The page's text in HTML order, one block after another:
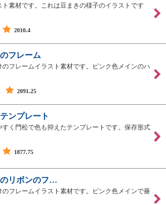
ト素材です。これは豆まきの様子のイラストです
2010.4
フレーム
のフレームイラスト素材です。ピンク色メインのハ
2091.25
ンプレート
すく門松で色も抑えたテンプレートです。保存形式
1877.75
リボンのフ…
のフレームイラスト素材です。ピンク色メインで薔